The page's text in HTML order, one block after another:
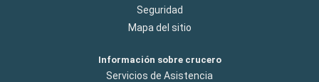
Seguridad
Mapa del sitio
Información sobre crucero
Servicios de Asistencia